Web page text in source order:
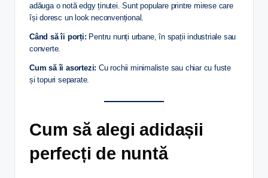
adăuga o notă edgy ținutei. Sunt populare printre mirese care
își doresc un look neconvențional.
Când să îi porți: Pentru nunți urbane, în spații industriale sau
converte.
Cum să îi asortezi: Cu rochii minimaliste sau chiar cu fuste
și topuri separate.
Cum să alegi adidașii
perfecți de nuntă